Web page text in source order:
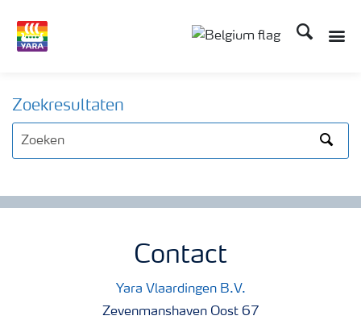
Zoek op
Zoekresultaten
Contact
Yara Vlaardingen B.V.
Zevenmanshaven Oost 67